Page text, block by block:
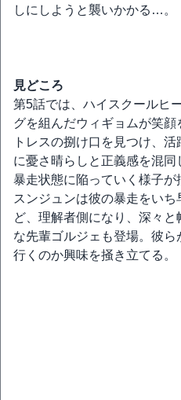
しにしようと襲いかかる…。
見どころ
第5話では、ハイスクールヒ
グを組んだウィギョムが笑
トレスの捌け口を見つけ、
に憂さ晴らしと正義感を混
暴走状態に陥っていく様子
スンジュンは彼の暴走をい
ど、理解者側になり、深々
な先輩ゴルジェも登場。彼
行くのか興味を掻き立てる。